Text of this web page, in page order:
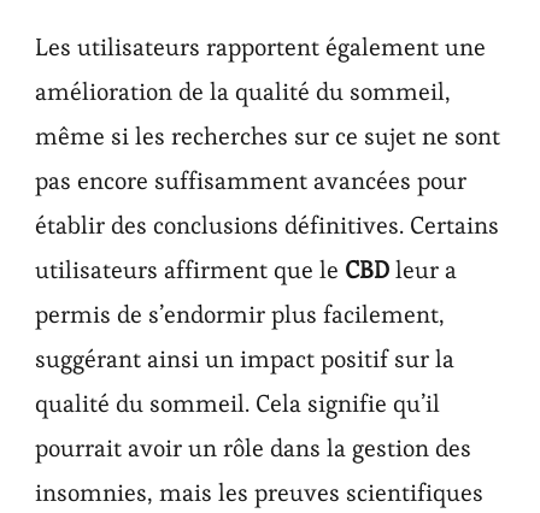
Les utilisateurs rapportent également une
amélioration de la qualité du sommeil,
même si les recherches sur ce sujet ne sont
pas encore suffisamment avancées pour
établir des conclusions définitives. Certains
utilisateurs affirment que le CBDleur a
permis de s’endormir plus facilement,
suggérant ainsi un impact positif sur la
qualité du sommeil. Cela signifie qu’il
pourrait avoir un rôle dans la gestion des
insomnies, mais les preuves scientifiques